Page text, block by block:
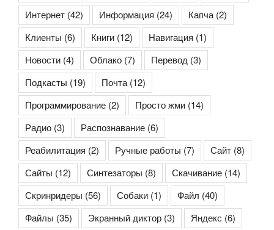
Интернет (42) Информация (24) Капча(2)
Клиенты (6) Книги (12) Навигация (1)
Новости (4) Облако (7) Перевод (3)
Подкасты (19) Почта(12)
Программирование (2) Просто жми (14)
Радио (3) Распознавание (6)
Реабилитация (2) Ручные работы (7) Сайт (8)
Сайты (12) Синтезаторы (8) Скачивание (14)
Скринридеры (56) Собаки (1) Файл (40)
Файлы (35) Экранный диктор (3) Яндекс (6)